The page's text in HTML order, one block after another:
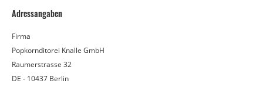
Adressangaben
Firma
Popkornditorei Knalle GmbH
Raumerstrasse 32
DE - 10437 Berlin